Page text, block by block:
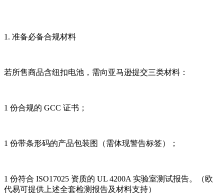
1. 准备必备合规材料
若所售商品含纽扣电池，需向亚马逊提交三类材料：
1 份合规的 GCC 证书；
1 份带条形码的产品包装图（需体现警告标签）；
1 份符合 ISO17025 资质的 UL 4200A 实验室测试报告。（欧
代易可提供上述全套检测报告及材料支持）